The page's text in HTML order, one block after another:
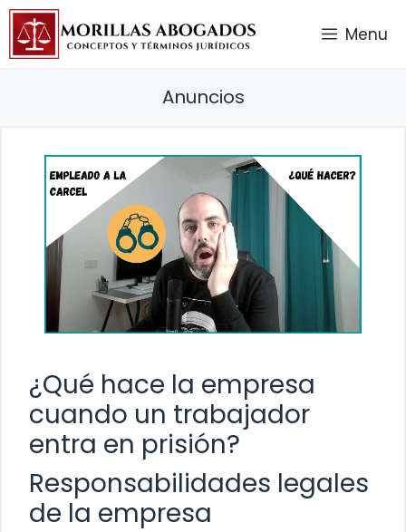
Saltar
contenido
Menu
Anuncios
¿Qué hace la empresa
cuando un trabajador
entra en prisión?
Responsabilidades legales
de la empresa